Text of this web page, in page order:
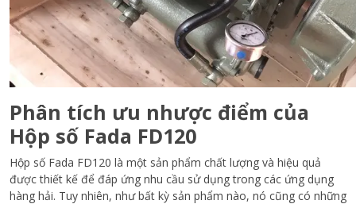
Phân tích ưu nhược điểm của
Hộp số Fada FD120
Hộp số Fada FD120 là một sản phẩm chất lượng và hiệu quả
được thiết kế để đáp ứng nhu cầu sử dụng trong các ứng dụng
hàng hải. Tuy nhiên, như bất kỳ sản phẩm nào, nó cũng có những